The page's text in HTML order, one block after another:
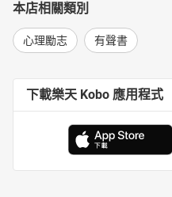
本店相關類別
心理勵志 有聲書
下載樂天 Kobo 應用程式